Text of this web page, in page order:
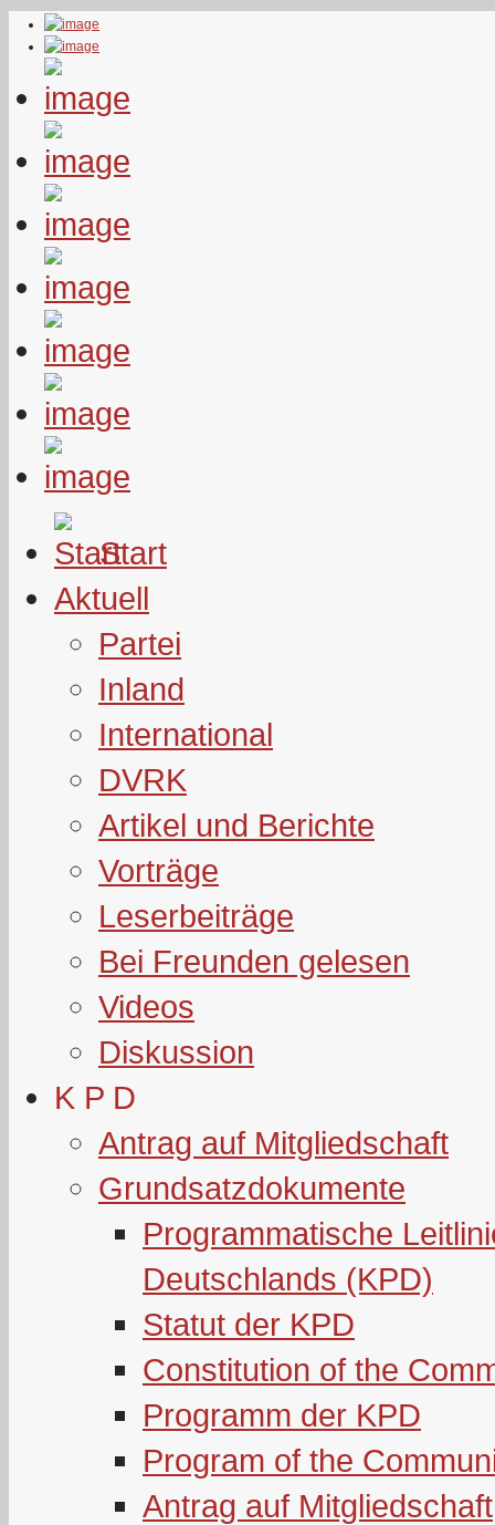
Start
Aktuell
Partei
Inland
International
DVRK
Artikel und Berichte
Vorträge
Leserbeiträge
Bei Freunden gelesen
Videos
Diskussion
K P D
Antrag auf Mitgliedschaft
Grundsatzdokumente
Programmatische
Deutschlands (KPD)
Statut der KPD
Constitution of the
Programm der KPD
Program of the
Antrag auf Mitgliedschaft